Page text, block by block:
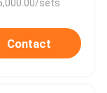
sets
Contact